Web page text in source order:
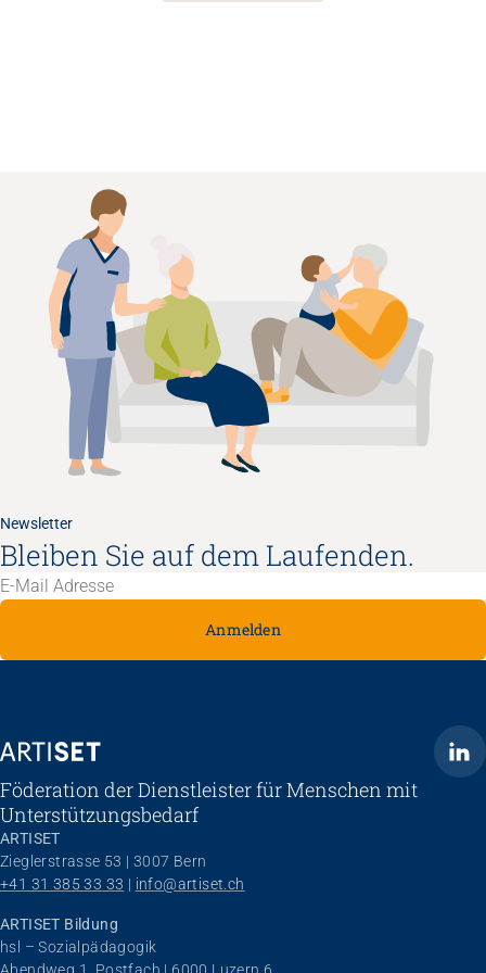
Newsletter
Bleiben Sie auf dem Laufenden.
Anmelden
ARTISET
Föderation der Dienstleister für Menschen mit
Unterstützungsbedarf
ARTISET
Zieglerstrasse 53 | 3007 Bern
+41 31 385 33 33 | info@artiset.ch
ARTISET Bildung
hsl – Sozialpädagogik
Abendweg 1, Postfach | 6000 Luzern 6